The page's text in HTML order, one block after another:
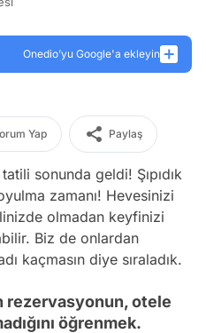
Onedio’yu Google'a ekleyin
Yap Paylaş
sonunda geldi! Şıpıdık
zamanı! Hevesinizi
olmadan keyfinizi
Biz de onlardan
kaçmasın diye sıraladık.
rezervasyonun, otele
öğrenmek.